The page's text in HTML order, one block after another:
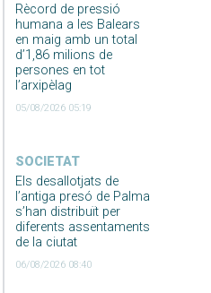
Rècord de pressió
humana a les Balears
en maig amb un total
d’1,86 milions de
persones en tot
l’arxipèlag
05/08/2026 05:19
SOCIETAT
Els desallotjats de
l’antiga presó de Palma
s’han distribuït per
diferents assentaments
de la ciutat
06/08/2026 08:40